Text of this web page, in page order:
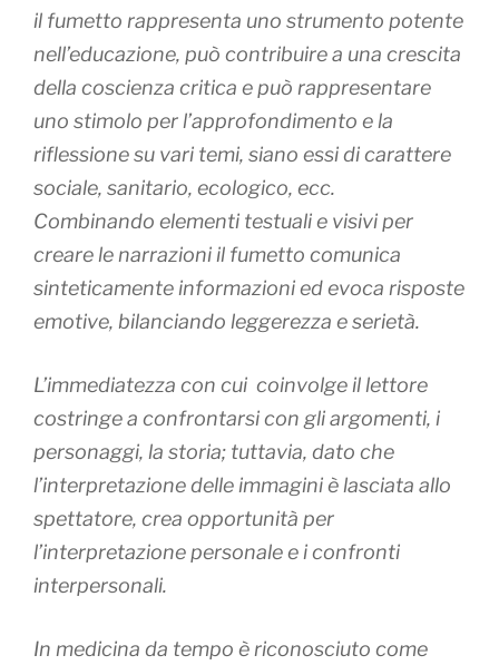
il fumetto rappresenta uno strumento potente
nell’educazione, può contribuire a una crescita
della coscienza critica e può rappresentare
uno stimolo per l’approfondimento e la
riflessione su vari temi, siano essi di carattere
sociale, sanitario, ecologico, ecc.
Combinando elementi testuali e visivi per
creare le narrazioni il fumetto comunica
sinteticamente informazioni ed evoca risposte
emotive, bilanciando leggerezza e serietà.
L’immediatezza con cui coinvolge il lettore
costringe a confrontarsi con gli argomenti, i
personaggi, la storia; tuttavia, dato che
l’interpretazione delle immagini è lasciata allo
spettatore, crea opportunità per
l’interpretazione personale e i confronti
interpersonali.
In medicina da tempo è riconosciuto come